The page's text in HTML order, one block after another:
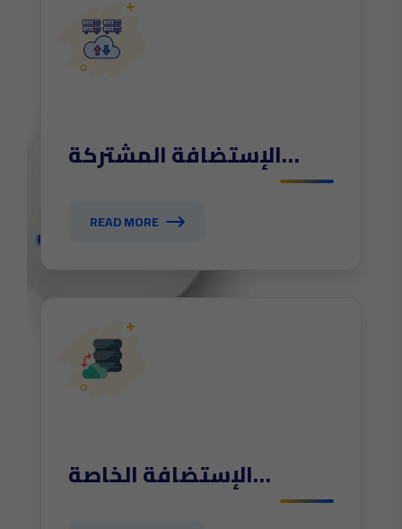
الإستضافة المشتركة
READ MORE
الإستضافة الخاصة